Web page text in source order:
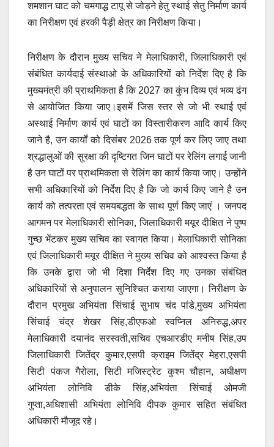
शमशान घाट को चमगाद्ध टापू से जोड़ने हेतु स्थाई सेतु निर्माण कार्य
का निरीक्षण एवं हरकी पैड़ी क्षेत्र का निरीक्षण किया।
निरीक्षण के दौरान मुख्य सचिव ने मेलाधिकारी, जिलाधिकारी एवं
संबंधित कार्यदाई संस्थाओ के अधिकारियों को निर्देश दिए है कि
मुख्यमंत्री की प्राथमिकता है कि 2027 का कुंभ दिव्य एवं भव्य ढंग
से आयोजित किया जाए।इसमें जिस स्तर से जो भी स्थाई एवं
अस्थाई निर्माण कार्य एवं घाटों का विस्तारीकरण आदि कार्य किए
जाने है, उन कार्यों को दिसंबर 2026 तक पूर्ण कर लिए जाए तथा
श्रद्धालुओं की सुरक्षा की दृष्टिगत जिन घाटों पर रेलिंग लगाई जानी
है उन घाटों पर प्राथमिकता से रेलिंग का कार्य किया जाए। उन्होंने
सभी अधिकारियों को निर्देश दिए है कि जो कार्य किए जाने है उन
कार्य को तत्परता एवं समयबद्धता के साथ पूर्ण किए जाएं । जनपद
आगमन पर मेलाधिकारी सोनिका, जिलाधिकारी मयूर दीक्षित ने पुष्प
गुच्छ भेंटकर मुख्य सचिव का स्वागत किया। मेलाधिकारी सोनिका
एवं जिलाधिकारी मयूर दीक्षित ने मुख्य सचिव को आश्वस्त किया है
कि उनके द्वारा जो भी दिशा निर्देश दिए गए उनका संबंधित
अधिकारियों से अनुपालन सुनिश्चित कराया जाएगा। निरीक्षण के
दौरान प्रमुख अभियंता सिंचाई सुभाष चंद पांडे,मुख्य अभियंता
सिंचाई चंद्र शेखर सिंह,डीएफओ स्वप्निल अनिरुद्ध,अपर
मेलाधिकारी दयानंद सरस्वती,सचिव एचआरडीए मनीष सिंह,उप
जिलाधिकारी जितेंद्र कुमार,एसपी क्राइम जितेंद्र मेहरा,एसपी
सिटी पंकज गैरोला, सिटी मजिस्ट्रेट कुश्म चौहान, अधीक्षण
अभियंता लोनिवि डीके सिंह,अभियंता सिंचाई ओमजी
गुप्ता,अधिशासी अभियंता लोनिवि दीपक कुमार सहित संबंधित
अधिकारी मौजूद रहे।